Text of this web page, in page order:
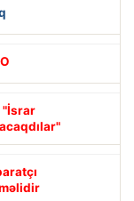
"İsrar